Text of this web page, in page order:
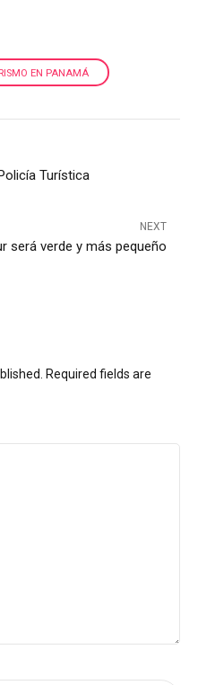
EN PANAMÁ
Turística
NEXT
será verde y más pequeño
Required fields are